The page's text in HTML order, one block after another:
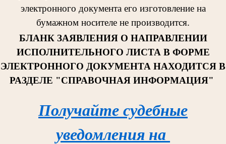
электронного документа его изготовление на
бумажном носителе не производится.
БЛАНК ЗАЯВЛЕНИЯ О НАПРАВЛЕНИИ
ИСПОЛНИТЕЛЬНОГО ЛИСТА В ФОРМЕ
ЭЛЕКТРОННОГО ДОКУМЕНТА НАХОДИТСЯ В
РАЗДЕЛЕ "СПРАВОЧНАЯ ИНФОРМАЦИЯ"
Получайте судебные
уведомления на